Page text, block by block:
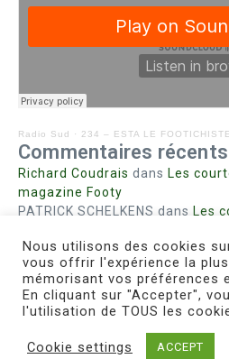
Radio Sud · 234 – ESTA LE FOOTICHISTE
Commentaires récents
Richard Coudrais dans Les
magazine Footy
PATRICK SCHELKENS dans Les
Bohn fabiennedans Intrigues
Steph. RUTA dansLust for Nice
MIRMANDdansPieds agiles et
Copyright © 2026 Le
Nous utilisons des cookies
vous offrir l'expérience la
mémorisant vos préférences
En cliquant sur "Accepter",
l'utilisation de TOUS les
Cookie settings ACCEPT